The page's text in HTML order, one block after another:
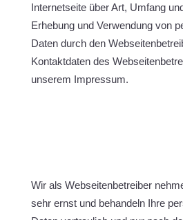
Internetseite über Art, Umfang
Erhebung und Verwendung von
Daten durch den
Kontaktdaten des
unserem Impressum.
Wir als Webseitenbetreiber
sehr ernst und behandeln Ihre